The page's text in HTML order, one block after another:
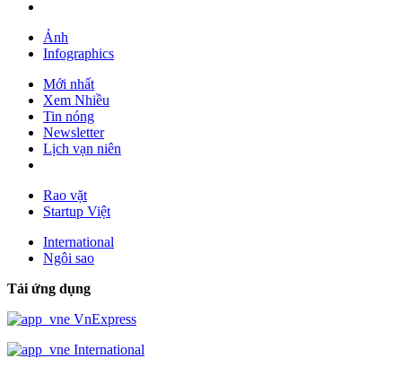
Ảnh
Infographics
Mới nhất
Xem Nhiều
Tin nóng
Newsletter
Lịch vạn niên
Rao vặt
Startup Việt
International
Ngôi sao
Tải ứng dụng
VnExpress
International